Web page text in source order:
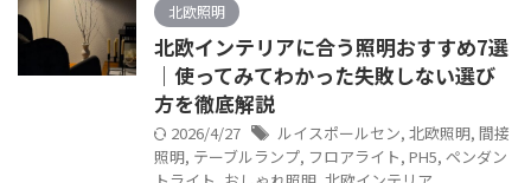
北欧照明
北欧インテリアに合う照明おすすめ7選
｜使ってみてわかった失敗しない選び
方を徹底解説
2026/4/27 ルイスポールセン, 北欧照明, 間接
照明, テーブルランプ, フロアライト, PH5, ペンダン